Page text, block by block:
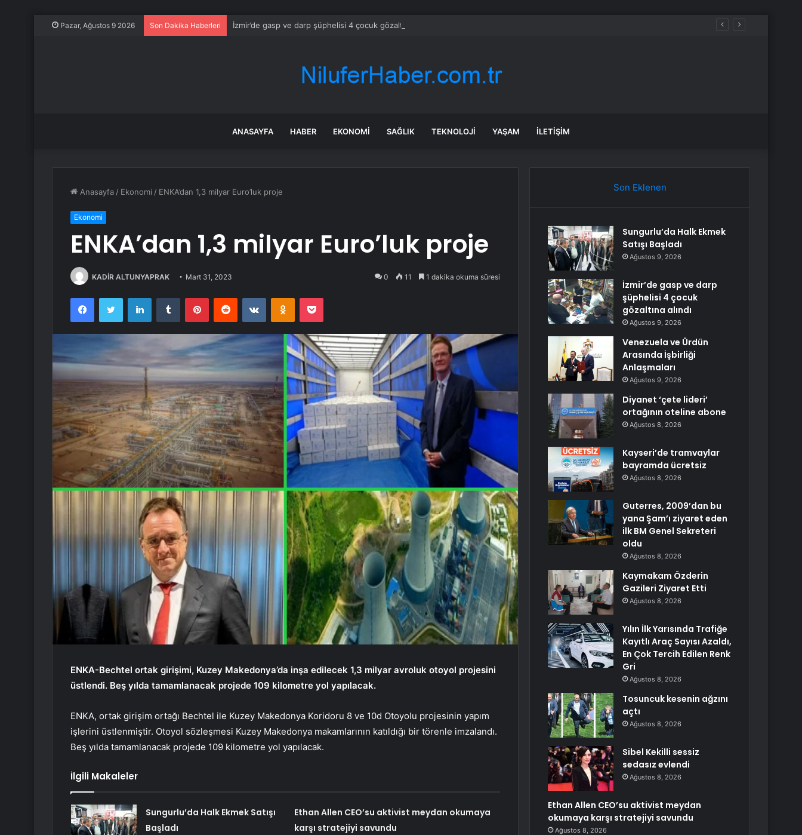
Pazar, Ağustos 9 2026 Son Dakika Haberleri İzmir’de gasp ve darp şüphelisi 4 çocuk gözaltına alındı
ANASAYFA HABER EKONOMI SAĞLIK TEKNOLOJI YAŞAM İLETIŞIM
Anasayfa / Ekonomi / ENKA’dan 1,3 milyar Euro’luk proje
Ekonomi
ENKA’dan 1,3 milyar Euro’luk proje
KADİR ALTUNYAPRAK Mart 31, 2023 0 11 1 dakika okuma süresi
FacebookTwitter LinkedInTumblr PinterestReddit VKontakteOdnoklassniki
Pocket
ENKA-Bechtel ortak girişimi, Kuzey Makedonya’da inşa edilecek 1,3 milyar avroluk otoyol projesini
üstlendi. Beş yılda tamamlanacak projede 109 kilometre yol yapılacak.
ENKA, ortak girişim ortağı Bechtel ile Kuzey Makedonya Koridoru 8 ve 10d Otoyolu projesinin yapım
işlerini üstlenmiştir. Otoyol sözleşmesi Kuzey Makedonya makamlarının katıldığı bir törenle imzalandı.
Beş yılda tamamlanacak projede 109 kilometre yol yapılacak.
İlgili Makaleler
Sungurlu’da Halk Ekmek Satışı
Başladı
Ethan Allen CEO’su aktivist meydan okumaya
karşı stratejiyi savundu
Son Eklenen
Sungurlu’da Halk Ekmek
Satışı Başladı
Ağustos 9, 2026
İzmir’de gasp ve darp
şüphelisi 4 çocuk
gözaltına alındı
Ağustos 9, 2026
Venezuela ve Ürdün
Arasında İşbirliği
Anlaşmaları
Ağustos 9, 2026
Diyanet ‘çete lideri’
ortağının oteline abone
Ağustos 8, 2026
Kayseri’de tramvaylar
bayramda ücretsiz
Ağustos 8, 2026
Guterres, 2009’dan bu
yana Şam’ı ziyaret eden
ilk BM Genel Sekreteri
oldu
Ağustos 8, 2026
Kaymakam Özderin
Gazileri Ziyaret Etti
Ağustos 8, 2026
Yılın İlk Yarısında Trafiğe
Kayıtlı Araç Sayısı Azaldı,
En Çok Tercih Edilen Renk
Gri
Ağustos 8, 2026
Tosuncuk kesenin ağzını
açtı
Ağustos 8, 2026
Sibel Kekilli sessiz
sedasız evlendi
Ağustos 8, 2026
Ethan Allen CEO’su aktivist meydan
okumaya karşı stratejiyi savundu
Ağustos 8, 2026